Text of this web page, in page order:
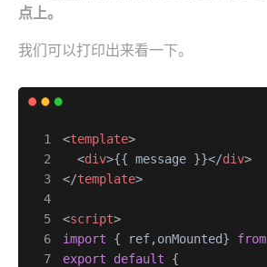
点上。
我们可以打印出来看一下。
<template>
<div>{{ message }}</div>
</template>
<script>
import { ref,onMounted} from
export
default {